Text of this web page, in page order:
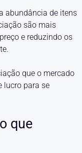
abundância de itens
são mais
e reduzindo os
que o mercado
lucro para se
que